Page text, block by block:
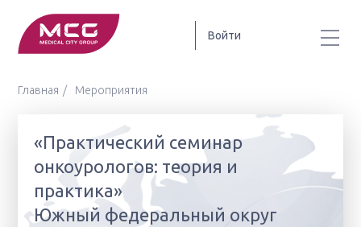
Войти
Главная Мероприятия
«Практический семинар
онкоурологов: теория и
практика»
Южный федеральный округ